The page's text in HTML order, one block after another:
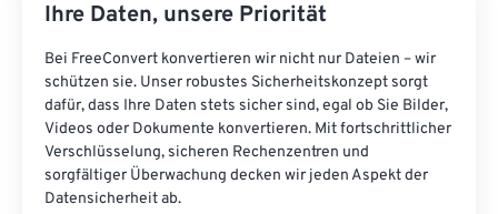
Ihre Daten, unsere Priorität
Bei FreeConvert konvertieren wir nicht nur Dateien – wir
schützen sie. Unser robustes Sicherheitskonzept sorgt
dafür, dass Ihre Daten stets sicher sind, egal ob Sie Bilder,
Videos oder Dokumente konvertieren. Mit fortschrittlicher
Verschlüsselung, sicheren Rechenzentren und
sorgfältiger Überwachung decken wir jeden Aspekt der
Datensicherheit ab.